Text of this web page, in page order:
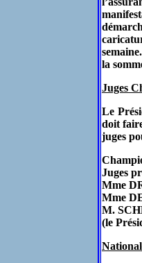
la
Juges
Le
doit
juges
Juges
Mme
Mme
M.
(le